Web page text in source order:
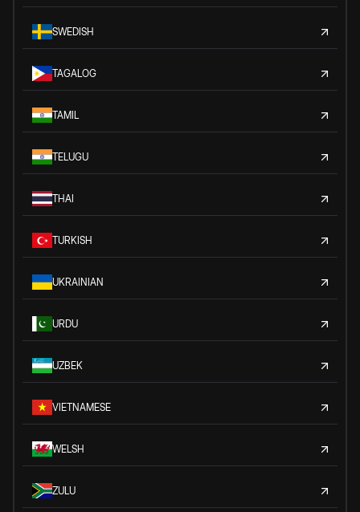
SWEDISH
TAGALOG
TAMIL
TELUGU
THAI
TURKISH
UKRAINIAN
URDU
UZBEK
VIETNAMESE
WELSH
ZULU